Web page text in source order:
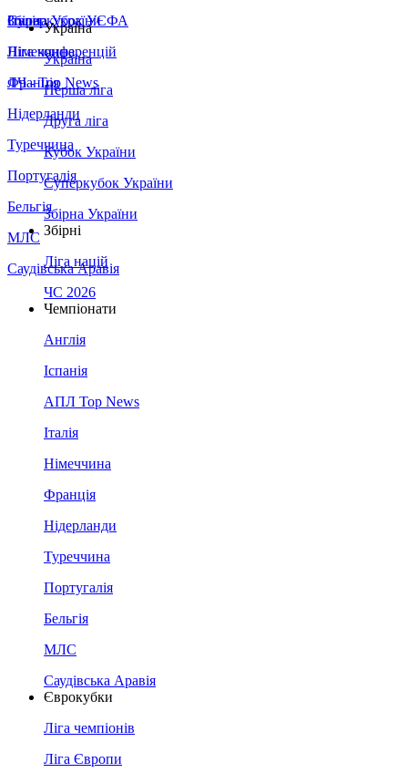
Збірна України
Італія
Німеччина
Франція
Нідерланди
Туреччина
Португалія
Бельгія
МЛС
Саудівська Аравія
Суперкубок УЄФА
Ліга конференцій
ЛЧ - Top News
Україна
Україна
Перша ліга
Друга ліга
Кубок України
Суперкубок України
Збірна України
Збірні
Ліга націй
ЧС 2026
Чемпіонати
Англія
Іспанія
АПЛ Top News
Італія
Німеччина
Франція
Нідерланди
Туреччина
Португалія
Бельгія
МЛС
Саудівська Аравія
Єврокубки
Ліга чемпіонів
Ліга Європи